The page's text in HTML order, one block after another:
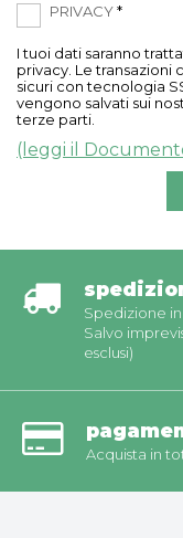
PRIVACY*
I tuoi dati saranno
privacy. Le transazioni
sicuri con tecnologia
vengono salvati sui
terze parti.
(leggi il
Spedizione
Salvo
esclusi)
Acquista in